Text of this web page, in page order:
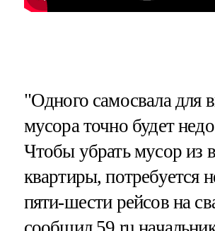
"Одного самосвала для
мусора точно будет
Чтобы убрать мусор из
квартиры, потребуется
пяти-шести рейсов на